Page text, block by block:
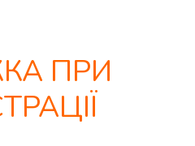
ПРИ